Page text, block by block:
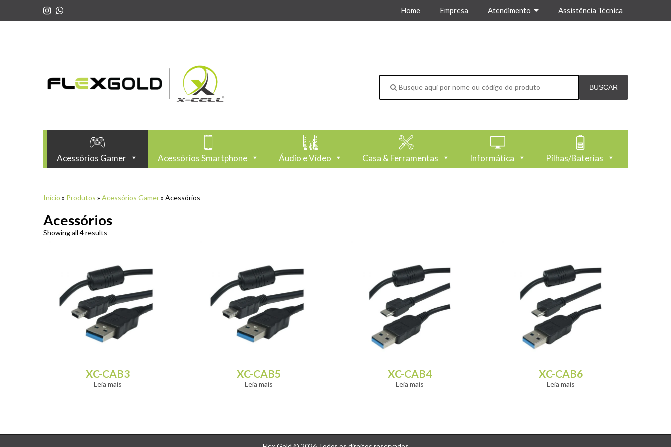
Home Empresa Atendimento Assistência Técnica
Acessórios Gamer Acessórios Smartphone Áudio e Vídeo Casa & Ferramentas Informática Pilhas/Baterias
Início » Produtos » Acessórios Gamer» Acessórios
Acessórios
Showing all 4 results
XC-CAB3
Leia mais
XC-CAB5
Leia mais
XC-CAB4
Leia mais
XC-CAB6
Leia mais